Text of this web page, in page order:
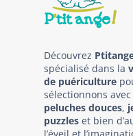
Découvrez
spécialisé dans la
de puériculture
sélectionnons
peluches douces,
puzzles et bien
l’éveil et